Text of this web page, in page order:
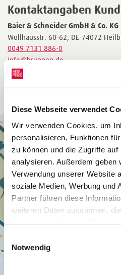
Diese Webseite verwendet
Wir verwenden Cookies, um
personalisieren, Funktionen
zu können und die Zugriffe
analysieren. Außerdem geben
Verwendung unserer Website
soziale Medien, Werbung und
Partner führen diese
weiteren Daten zusammen,
Datenschutzhinweisen
mehr
personenbezogene Daten
Notwendig
Kontaktangaben
Baier & Schneider GmbH & Co. KG
Wollhausstr. 60-62, DE-74072
0049 7131 886-0
info@brunnen.de
https://www.brunnen.de